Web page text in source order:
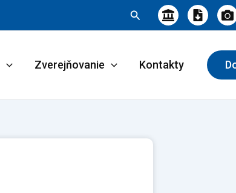
Hľadať
Zverejňovanie Kontakty